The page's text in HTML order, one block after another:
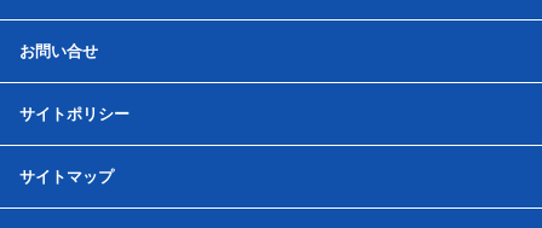
お問い合せ
サイトポリシー
サイトマップ